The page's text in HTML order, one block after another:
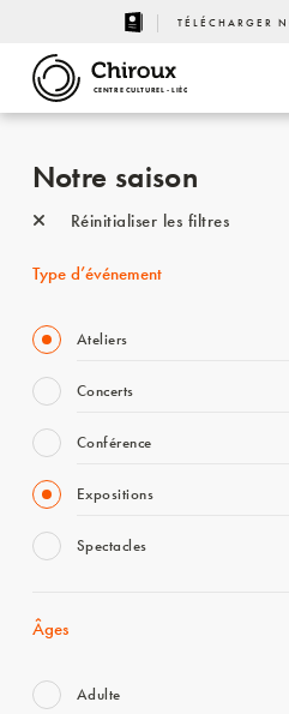
TÉLÉCHARGER
CENTRE CULTUREL - LIÈGE
Notre saison
Réinitialiser les filtres
Type d’événement
Ateliers
Concerts
Conférence
Expositions
Spectacles
Âges
Adulte